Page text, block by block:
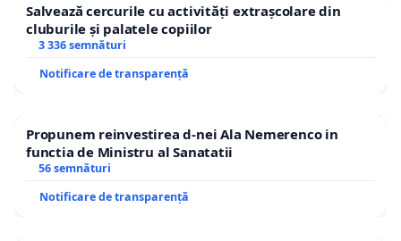
Salvează cercurile cu activități extrașcolare din
cluburile și palatele copiilor
3 336 semnături
Notificare de transparență
Propunem reinvestirea d-nei Ala Nemerenco in
functia de Ministru al Sanatatii
56 semnături
Notificare de transparență